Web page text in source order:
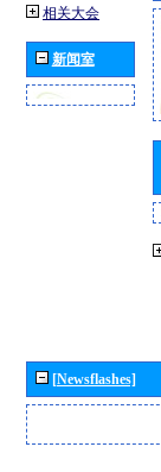
相关大会
新闻室
[Newsflashes]